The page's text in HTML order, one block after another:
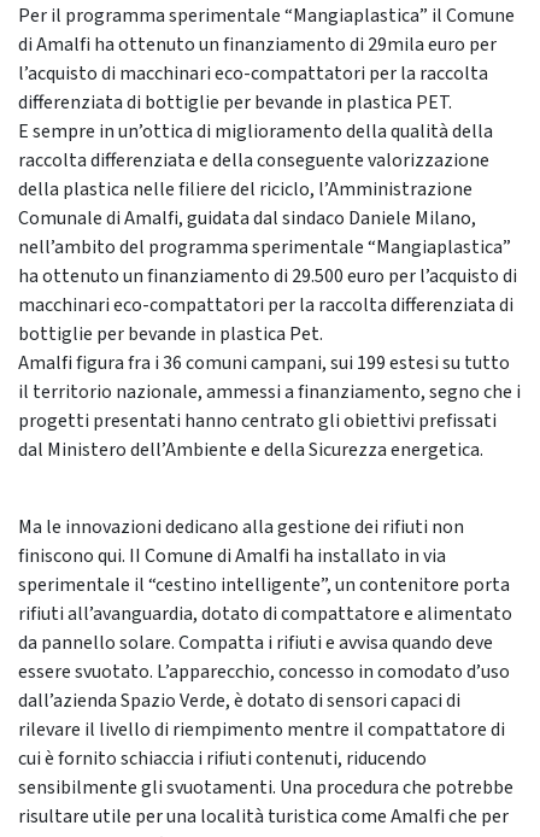
Per il programma sperimentale “Mangiaplastica” il Comune
di Amalfi ha ottenuto un finanziamento di 29mila euro per
l’acquisto di macchinari eco-compattatori per la raccolta
differenziata di bottiglie per bevande in plastica PET.
E sempre in un’ottica di miglioramento della qualità della
raccolta differenziata e della conseguente valorizzazione
della plastica nelle filiere del riciclo, l’Amministrazione
Comunale di Amalfi, guidata dal sindaco Daniele Milano,
nell’ambito del programma sperimentale “Mangiaplastica”
ha ottenuto un finanziamento di 29.500 euro per l’acquisto di
macchinari eco-compattatori per la raccolta differenziata di
bottiglie per bevande in plastica Pet.
Amalfi figura fra i 36 comuni campani, sui 199 estesi su tutto
il territorio nazionale, ammessi a finanziamento, segno che i
progetti presentati hanno centrato gli obiettivi prefissati
dal Ministero dell’Ambiente e della Sicurezza energetica.
Ma le innovazioni dedicano alla gestione dei rifiuti non
finiscono qui. II Comune di Amalfi ha installato in via
sperimentale il “cestino intelligente”, un contenitore porta
rifiuti all’avanguardia, dotato di compattatore e alimentato
da pannello solare. Compatta i rifiuti e avvisa quando deve
essere svuotato. L’apparecchio, concesso in comodato d’uso
dall’azienda Spazio Verde, è dotato di sensori capaci di
rilevare il livello di riempimento mentre il compattatore di
cui è fornito schiaccia i rifiuti contenuti, riducendo
sensibilmente gli svuotamenti. Una procedura che potrebbe
risultare utile per una località turistica come Amalfi che per